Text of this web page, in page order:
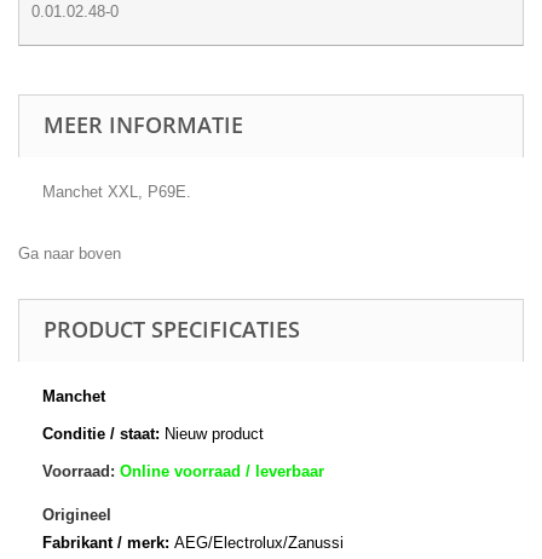
0.01.02.48-0
MEER INFORMATIE
Manchet XXL, P69E.
Ga naar boven
PRODUCT SPECIFICATIES
Manchet
Conditie / staat: Nieuw product
Voorraad: Online voorraad / leverbaar
Origineel
Fabrikant / merk: AEG/Electrolux/Zanussi